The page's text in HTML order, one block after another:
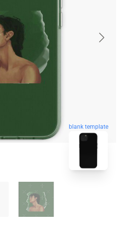
blank template